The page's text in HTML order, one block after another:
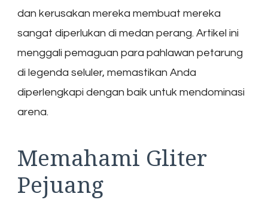
dan kerusakan mereka membuat mereka
sangat diperlukan di medan perang. Artikel ini
menggali pemaguan para pahlawan petarung
di legenda seluler, memastikan Anda
diperlengkapi dengan baik untuk mendominasi
arena.
Memahami Gliter
Pejuang